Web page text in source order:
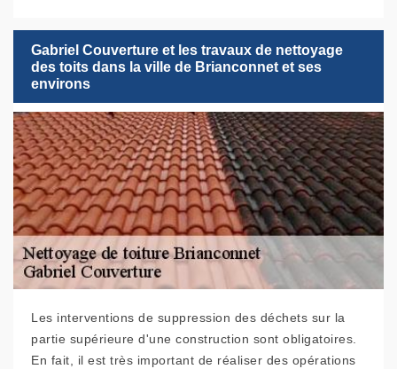
Gabriel Couverture et les travaux de nettoyage
des toits dans la ville de Brianconnet et ses
environs
Les interventions de suppression des déchets sur la
partie supérieure d'une construction sont obligatoires.
En fait, il est très important de réaliser des opérations